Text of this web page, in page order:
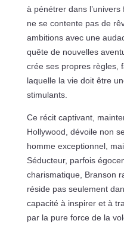
à pénétrer dans l’univers
ne se contente pas de
ambitions avec une
quête de nouvelles
crée ses propres règles,
laquelle la vie doit être
stimulants.
Ce récit captivant,
Hollywood, dévoile non
homme exceptionnel,
Séducteur, parfois
charismatique, Branson
réside pas seulement
capacité à inspirer et à
par la pure force de la